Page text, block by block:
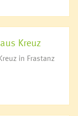
Kreuz
in Frastanz